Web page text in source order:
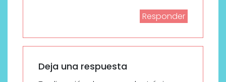
Responder
Deja una respuesta